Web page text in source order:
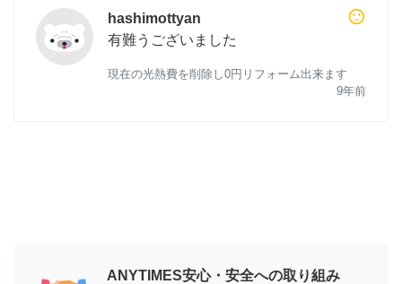
sentiment_neutral
hashimottyan
有難うございました
現在の光熱費を削除し0円リフォーム出来ます
9年前
ANYTIMES安心・安全への取り組み